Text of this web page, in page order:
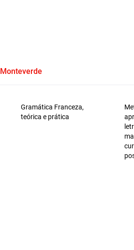
Gramática Franceza,
teórica e prática